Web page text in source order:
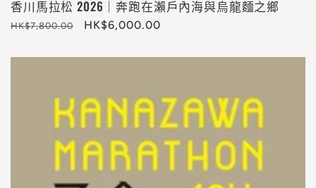
香川馬拉松 2026｜奔跑在瀨戶內海與烏龍麵之鄉
定
HK$7,800.00
售
HK$6,000.00